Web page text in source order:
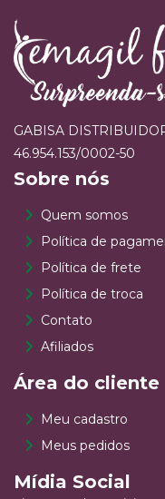
GABISA
46.954.153/0002-50
Sobre nós
Quem somos
Política de
Política de frete
Política de troca
Contato
Afiliados
Área do cliente
Meu cadastro
Meus pedidos
Mídia Social